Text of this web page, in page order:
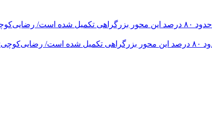
مسیر جدید بزرگراه جهرم-لار-بندرعباس به بهره‌برداری رسید/ عبدالهی: حدود ۸۰ درصد